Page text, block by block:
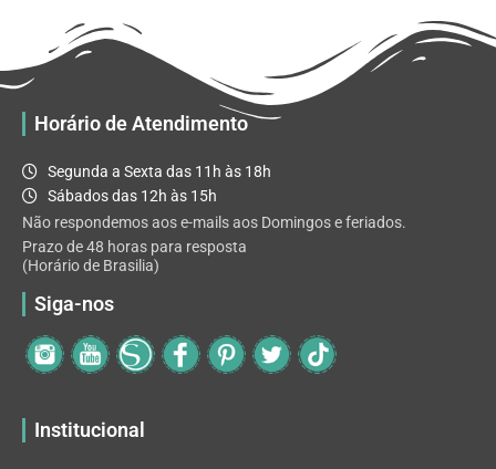
Horário de Atendimento
Segunda a Sexta das 11h às 18h
Sábados das 12h às 15h
Não respondemos aos e-mails aos Domingos e feriados.
Prazo de 48 horas para resposta
(Horário de Brasilia)
Siga-nos
Institucional